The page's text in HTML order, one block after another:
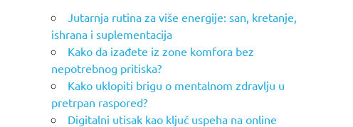
Jutarnja rutina za više energije: san, kretanje,
ishrana i suplementacija
Kako da izađete iz zone komfora bez
nepotrebnog pritiska?
Kako uklopiti brigu o mentalnom zdravlju u
pretrpan raspored?
Digitalni utisak kao ključ uspeha na online